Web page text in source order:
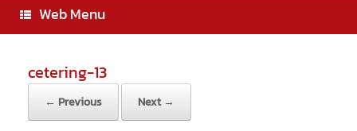
Web Menu
cetering-13
← Previous Next →